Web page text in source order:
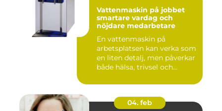
Vattenmaskin på jobbet
smartare vardag och
nöjdare medarbetare
En vattenmaskin på
arbetsplatsen kan verka som
en liten detalj, men påverkar
både hälsa, trivsel och...
04. feb